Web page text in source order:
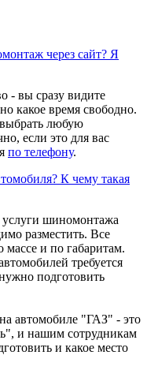
через сайт? Я
- вы сразу видите
какое время свободно.
любую
если это для вас
по телефону.
К чему такая
услуги шиномонтажа
разместить. Все
массе и по габаритам.
требуется
подготовить
автомобиле "ГАЗ" - это
и нашим сотрудникам
и какое место